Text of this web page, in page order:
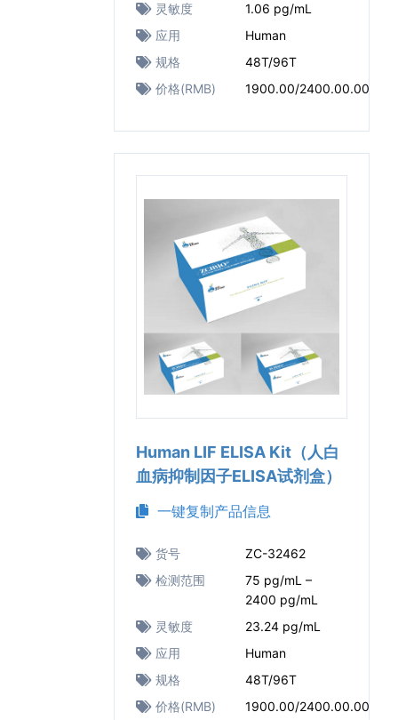
灵敏度
1.06 pg/mL
应用
Human
规格
48T/96T
价格(RMB)
1900.00/2400.00.00
Human LIF ELISA Kit（人白
血病抑制因子ELISA试剂盒）
一键复制产品信息
货号
ZC-32462
检测范围
75 pg/mL –
2400 pg/mL
灵敏度
23.24 pg/mL
应用
Human
规格
48T/96T
价格(RMB)
1900.00/2400.00.00